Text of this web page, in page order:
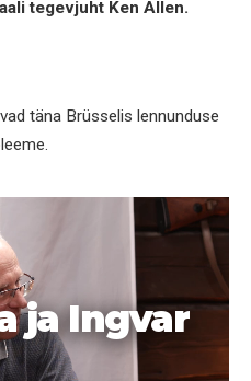
tegevjuht Ken Allen.
täna Brüsselis lennunduse
ja Ingvar